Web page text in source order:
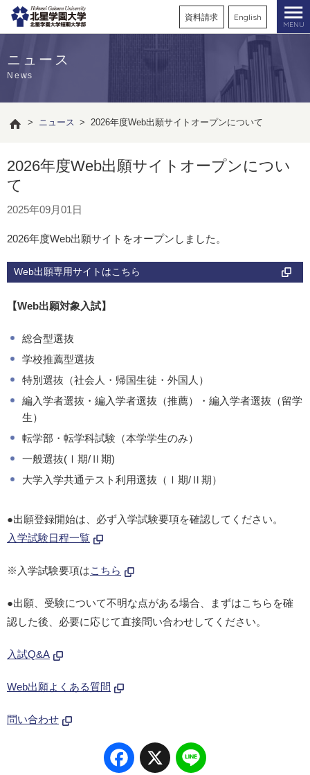
資料請求 English
MENU
ニュース
News
> ニュース > 2026年度Web出願サイトオープンについて
2026年度Web出願サイトオープンについ
て
2025年09月01日
2026年度Web出願サイトをオープンしました。
Web出願専用サイトはこちら
【Web出願対象入試】
総合型選抜
学校推薦型選抜
特別選抜（社会人・帰国生徒・外国人）
編入学者選抜・編入学者選抜（推薦）・編入学者選抜（留学
生）
転学部・転学科試験（本学学生のみ）
一般選抜(Ⅰ期/Ⅱ期)
大学入学共通テスト利用選抜（Ⅰ期/Ⅱ期）
●出願登録開始は、必ず入学試験要項を確認してください。
入学試験日程一覧
※入学試験要項はこちら
●出願、受験について不明な点がある場合、まずはこちらを確
認した後、必要に応じて直接問い合わせしてください。
入試Q&A
Web出願よくある質問
問い合わせ
Facebook
X